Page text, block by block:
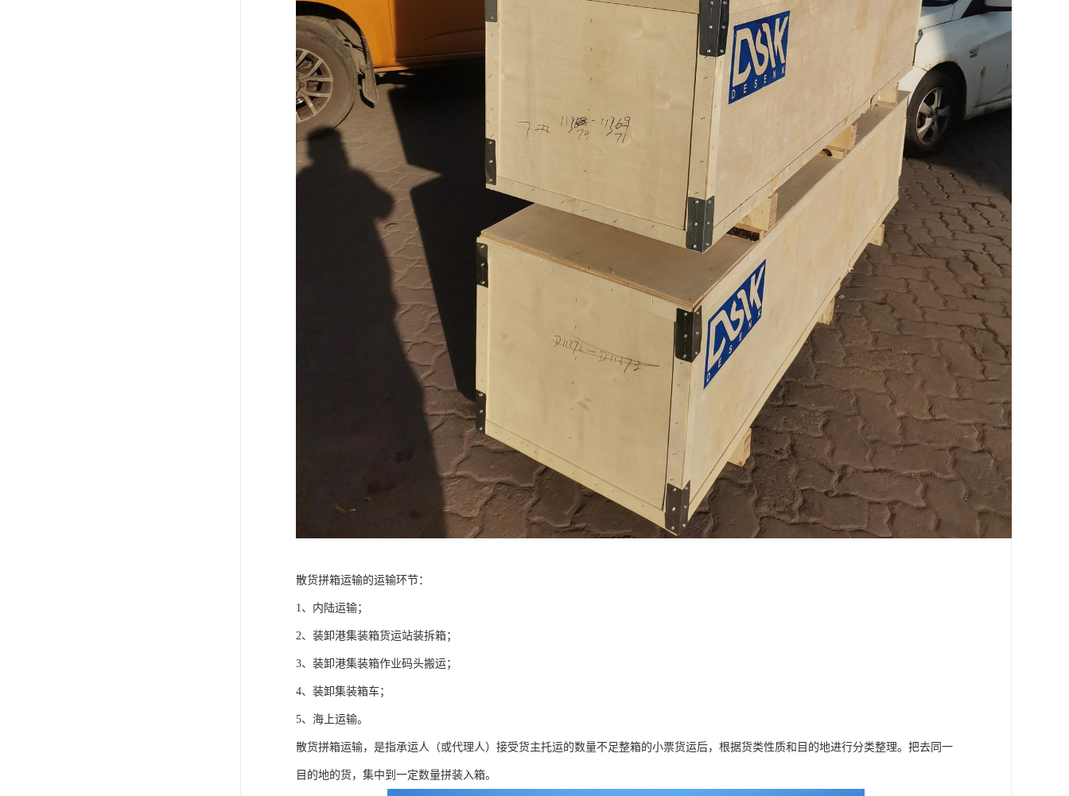
散货拼箱运输的运输环节：
1、内陆运输；
2、装卸港集装箱货运站装拆箱；
3、装卸港集装箱作业码头搬运；
4、装卸集装箱车；
5、海上运输。
散货拼箱运输，是指承运人（或代理人）接受货主托运的数量不足整箱的小票货运后，根据货类性质和目的地进行分类整理。把去同一
目的地的货，集中到一定数量拼装入箱。